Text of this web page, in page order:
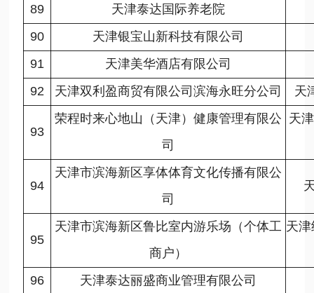
89
天津泰达国际养老院
90
天津银宝山新科技有限公司
91
天津美华酒店有限公司
92
天津双利盈商贸有限公司滨海永旺分公司 天
93
荣程时来心地山（天津）健康管理有限公
司
天
94
天津市滨海新区享体体育文化传播有限公
司
95
天津市滨海新区鲁比室内游乐场（个体工
商户）
天
96
天津泰达丽盛商业管理有限公司